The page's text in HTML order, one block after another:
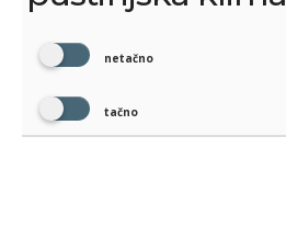
netačno
tačno